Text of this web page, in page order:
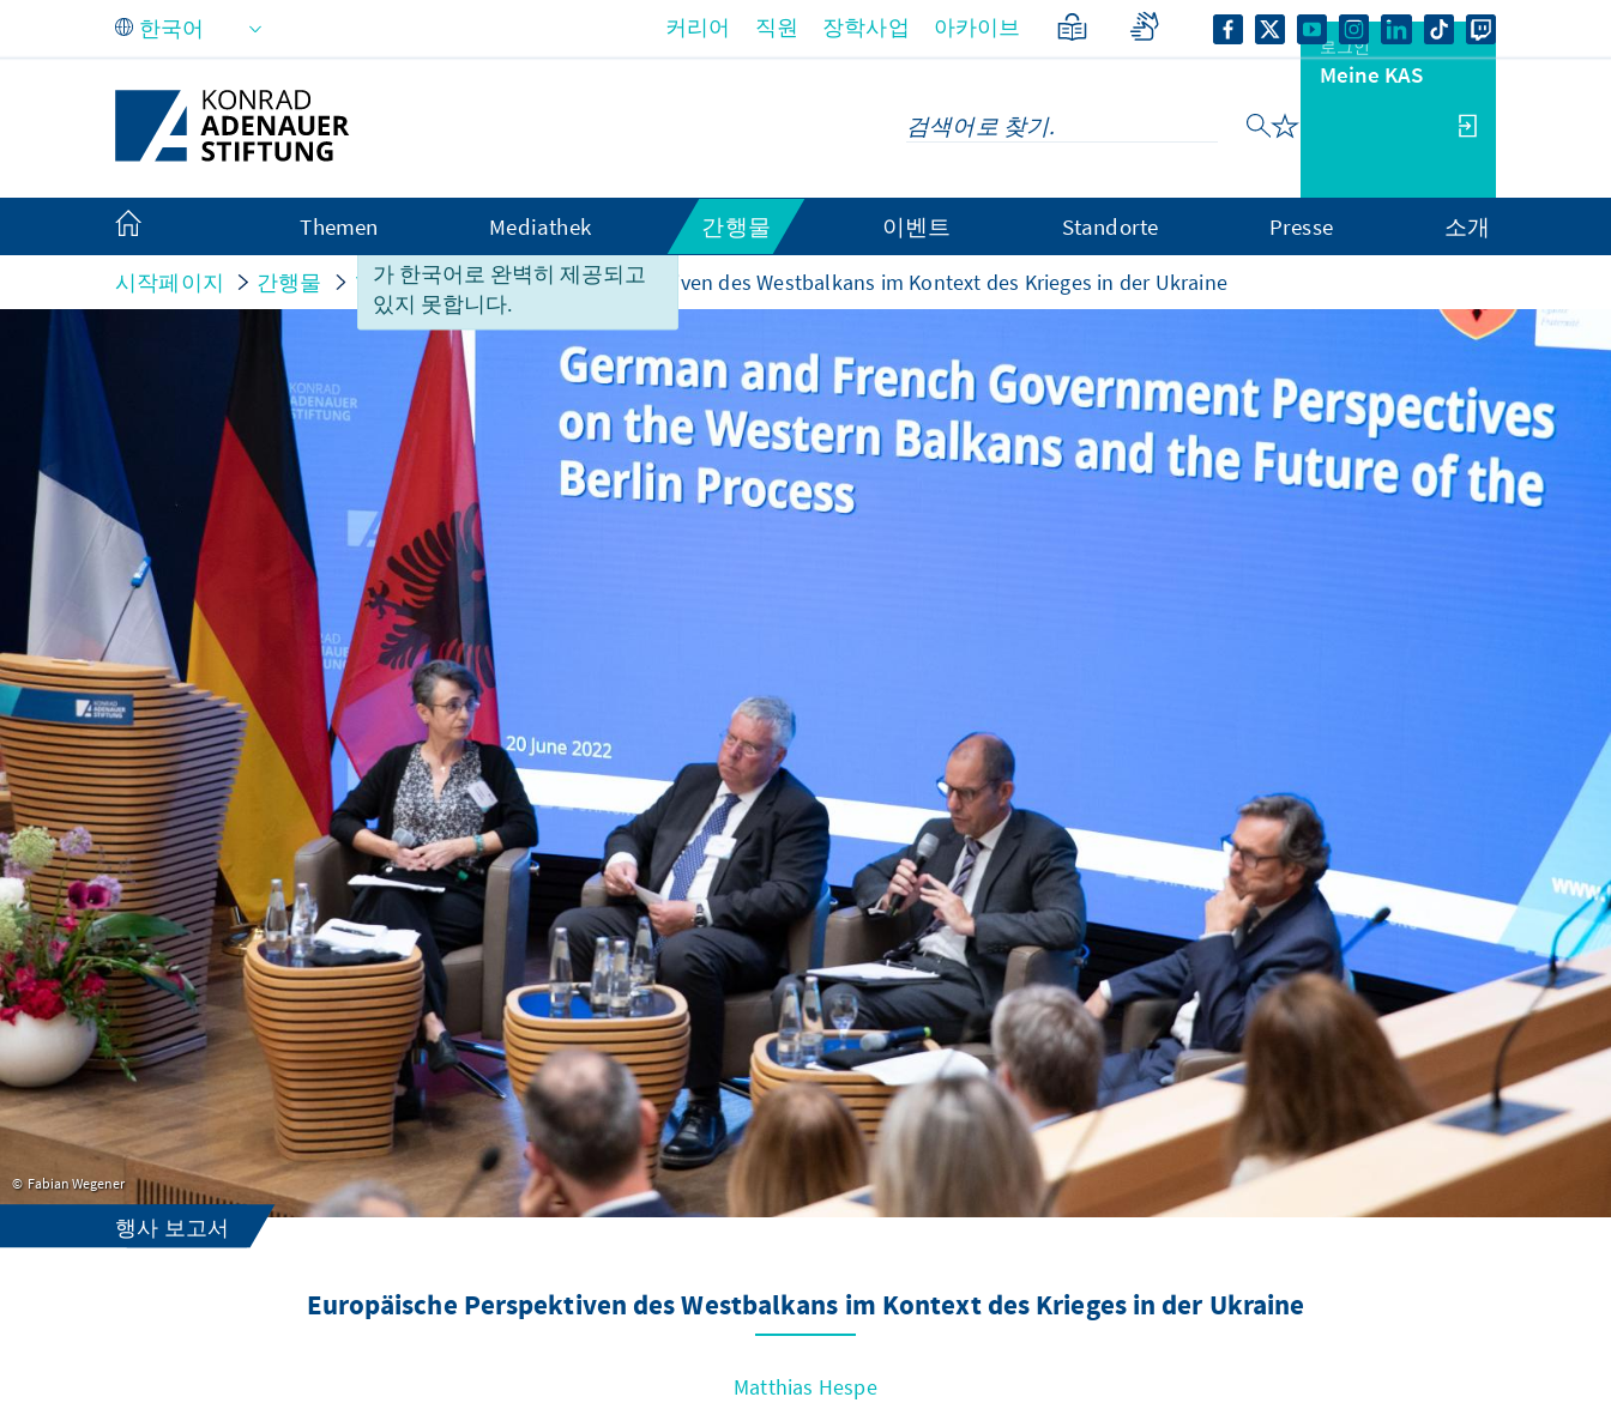
Skip to Main Content
안타깝게도 본 페이지 컨텐츠
가 한국어로 완벽히 제공되고
있지 못합니다.
커리어 직원 장학사업 아카이브
로그인
Meine KAS
Themen Mediathek 간행물 이벤트 Standorte Presse 소개
시작페이지 간행물 행사자료 Europäische Perspektiven des Westbalkans im Kontext des Krieges in der Ukraine
Fabian Wegener
행사 보고서
Europäische Perspektiven des Westbalkans im Kontext des Krieges in der Ukraine
Matthias Hespe